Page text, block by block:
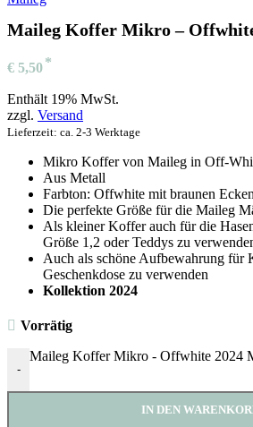
Maileg Koffer Mikro –
€ 5,50
Enthält 19% MwSt.
zzgl. Versand
Lieferzeit: ca. 2-3 Werktage
Mikro Koffer von Maileg in Off-
Aus Metall
Farbton: Offwhite mit braunen Ecken
Die perfekte Größe für die Maileg
Als kleiner Koffer auch für die
Größe 1,2 oder Teddys zu
Auch als schöne Aufbewahrung für
Geschenkdose zu verwenden
Kollektion 2024
Vorrätig
-
Maileg Koffer Mikro - Offwhite 2024
IN DEN